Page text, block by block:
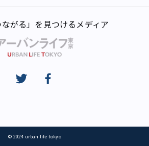
がる」を見つけるメディア
© 2024 urban life tokyo